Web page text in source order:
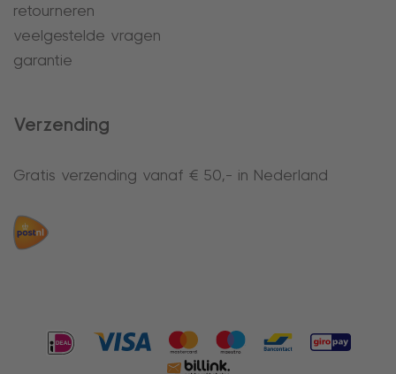
retourneren
veelgestelde vragen
garantie
Verzending
Gratis verzending vanaf € 50,- in Nederland